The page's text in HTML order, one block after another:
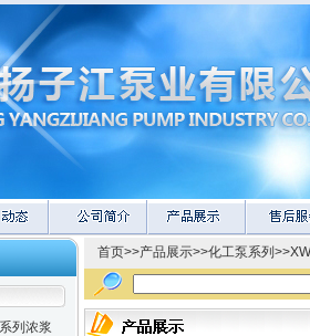
列浓浆
首页>>产品展示>>化工泵系列 >>